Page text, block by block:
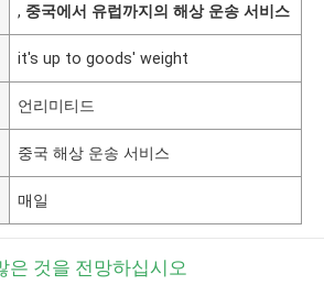
, 중국에서 유럽까지의 해상 운송 서비스
it's up to goods' weight
언리미티드
중국 해상 운송 서비스
매일
은 것을 전망하십시오